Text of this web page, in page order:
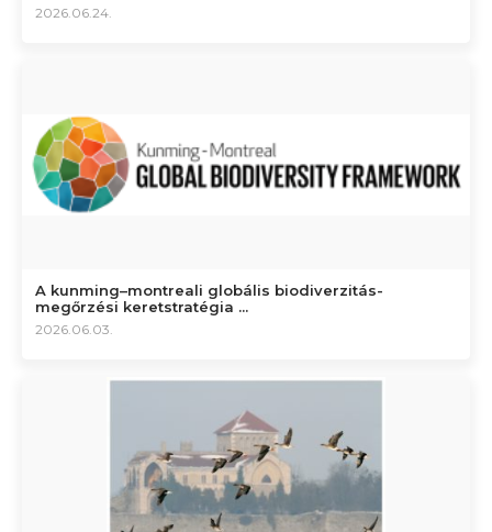
2026.06.24.
A kunming–montreali globális biodiverzitás-
megőrzési keretstratégia ...
2026.06.03.